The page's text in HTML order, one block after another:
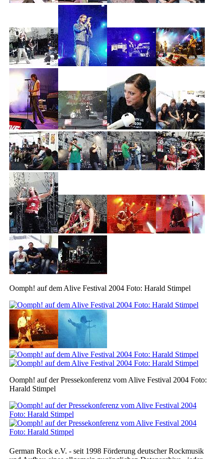
Oomph! auf dem Alive Festival 2004 Foto: Harald Stimpel
Oomph! auf der Pressekonferenz vom Alive Festival 2004 Foto:
Harald Stimpel
German Rock e.V. - seit 1998 Förderung deutscher Rockmusik